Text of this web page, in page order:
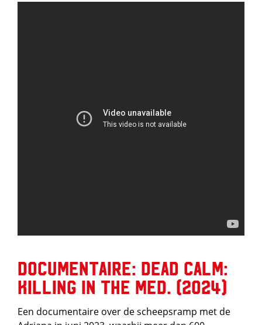
Documentaire: Dead Calm:
killing in the med. (2024)
Een documentaire over de scheepsramp met de